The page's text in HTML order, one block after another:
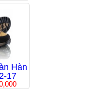
Hàn
17